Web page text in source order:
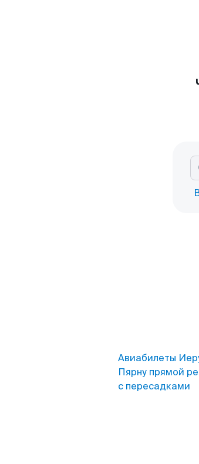
Авиабилеты
Пярну прямой
с пересадками